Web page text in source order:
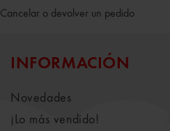
Cancelar o devolver un pedido
INFORMACIÓN
Novedades
¡Lo más vendido!